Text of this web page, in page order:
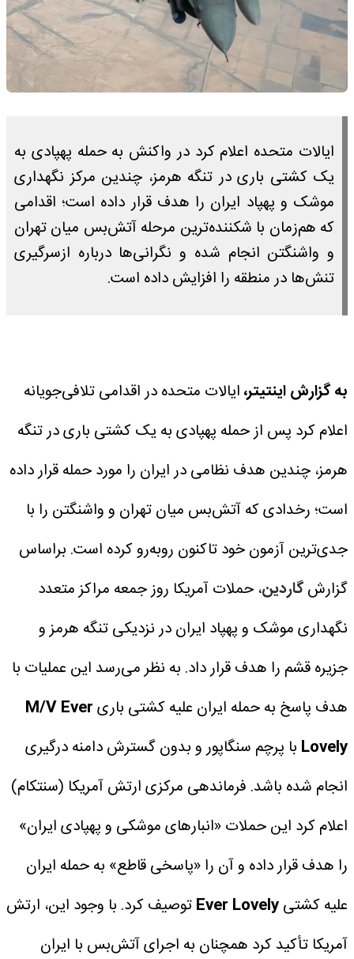
ایالات متحده اعلام کرد در واکنش به حمله پهپادی به
یک کشتی باری در تنگه هرمز، چندین مرکز نگهداری
موشک و پهپاد ایران را هدف قرار داده است؛ اقدامی
که هم‌زمان با شکننده‌ترین مرحله آتش‌بس میان تهران
و واشنگتن انجام شده و نگرانی‌ها درباره ازسرگیری
تنش‌ها در منطقه را افزایش داده است.
به گزارش اینتیتر،ایالات متحده در اقدامی تلافی‌جویانه
اعلام کرد پس از حمله پهپادی به یک کشتی باری در تنگه
هرمز، چندین هدف نظامی در ایران را مورد حمله قرار داده
است؛ رخدادی که آتش‌بس میان تهران و واشنگتن را با
جدی‌ترین آزمون خود تاکنون روبه‌رو کرده است. براساس
گزارشگاردین، حملات آمریکا روز جمعه مراکز متعدد
نگهداری موشک و پهپاد ایران در نزدیکی تنگه هرمز و
جزیره قشم را هدف قرار داد. به نظر می‌رسد این عملیات با
هدف پاسخ به حمله ایران علیه کشتی باریM/V Ever
Lovely با پرچم سنگاپور و بدون گسترش دامنه درگیری
انجام شده باشد. فرماندهی مرکزی ارتش آمریکا (سنتکام)
اعلام کرد این حملات «انبارهای موشکی و پهپادی ایران»
را هدف قرار داده و آن را «پاسخی قاطع» به حمله ایران
علیه کشتیEver Lovelyتوصیف کرد. با وجود این، ارتش
آمریکا تأکید کرد همچنان به اجرای آتش‌بس با ایران